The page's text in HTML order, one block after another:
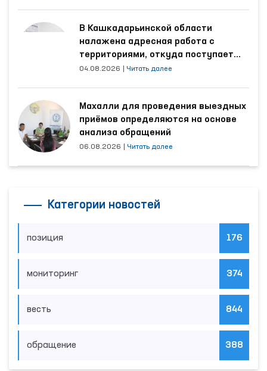
В Кашкадарьинской области
налажена адресная работа с
территориями, откуда поступает
наибольшее количество обращений
04.08.2026 Читать далее
Махалли для проведения выездных
приёмов определяются на основе
анализа обращений
06.08.2026 Читать далее
Категории новостей
позиция 176
мониторинг 374
весть 844
обращение 388